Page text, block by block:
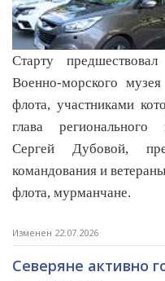
Старту
Военно-морского
флота, участниками
глава регионального
Сергей Дубовой,
командования и
флота, мурманчане.
Изменен 22.07.2026
Северяне активно